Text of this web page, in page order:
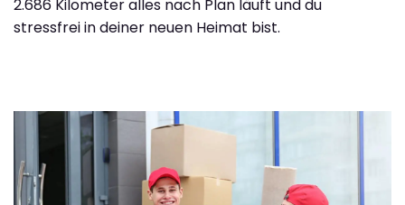
2.686 Kilometer alles nach Plan läuft und du
stressfrei in deiner neuen Heimat bist.